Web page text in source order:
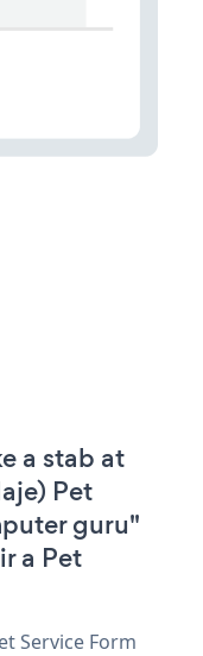
a stab at
Pet
guru"
a Pet
Service Form